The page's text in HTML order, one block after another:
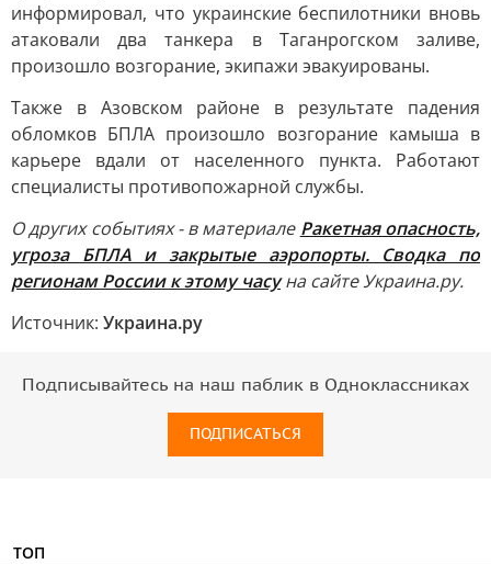
информировал, что украинские беспилотники вновь
атаковали два танкера в Таганрогском заливе,
произошло возгорание, экипажи эвакуированы.
Также в Азовском районе в результате падения
обломков БПЛА произошло возгорание камыша в
карьере вдали от населенного пункта. Работают
специалисты противопожарной службы.
О других событиях - в материале Ракетная опасность,
угроза БПЛА и закрытые аэропорты. Сводка по
регионам России к этому часуна сайте Украина.ру.
Источник: Украина.ру
Подписывайтесь на наш паблик в Одноклассниках
ПОДПИСАТЬСЯ
ТОП